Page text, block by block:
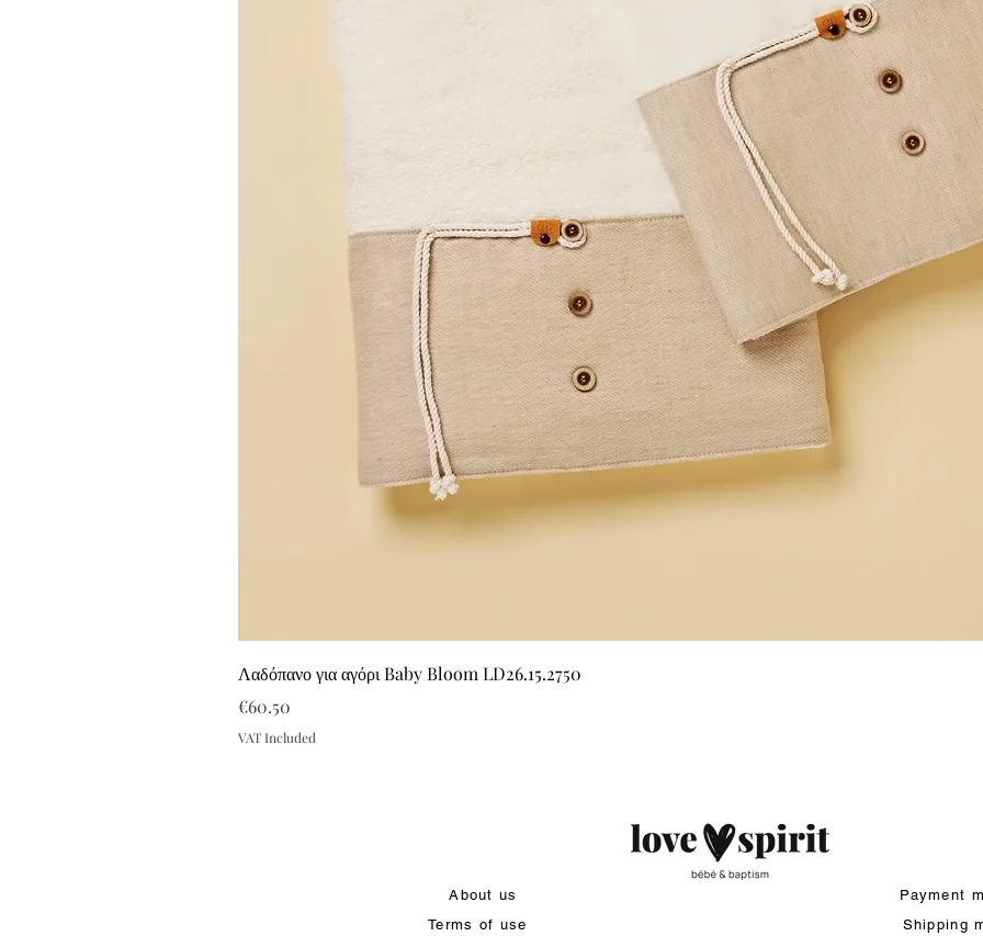
Λαδόπανο για αγόρι Baby Bloom LD26.15.2750
Price
€60.50
VAT Included
About us
Terms of use
Payment
Shipping